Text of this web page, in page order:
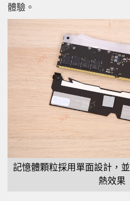
體驗。
記憶體顆粒採用單面設計，
熱效果